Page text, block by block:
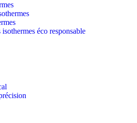
éco responsable